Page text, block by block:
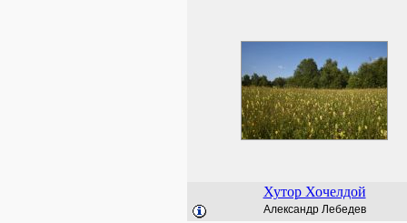
Хутор Хочелдой
Александр Лебедев